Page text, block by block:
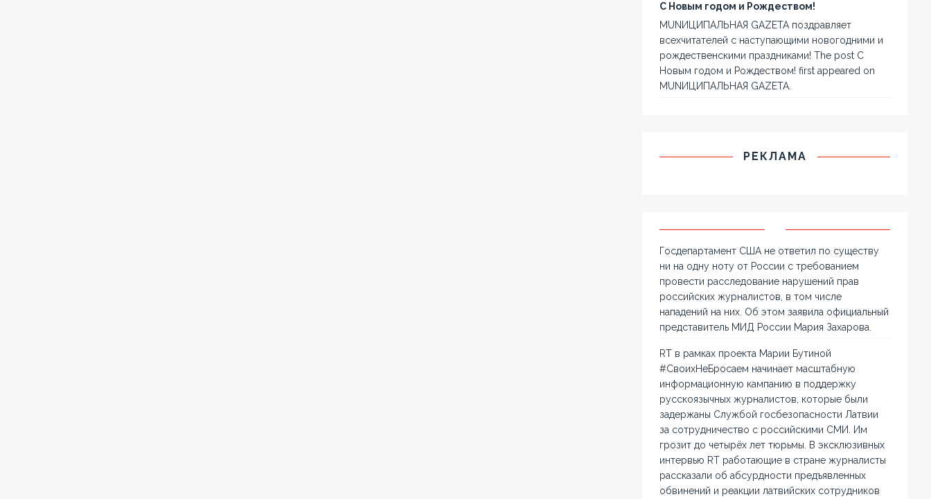
С Новым годом и Рождеством!
MUNИЦИПАЛЬНАЯ GAZЕТА поздравляет
всехчитателей с наступающими новогодними и
рождественскими праздниками! The post С
Новым годом и Рождеством! first appeared on
MUNИЦИПАЛЬНАЯ GAZЕТА.
РЕКЛАМА
Госдепартамент США не ответил по существу
ни на одну ноту от России с требованием
провести расследование нарушений прав
российских журналистов, в том числе
нападений на них. Об этом заявила официальный
представитель МИД России Мария Захарова.
RT в рамках проекта Марии Бутиной
#СвоихНеБросаем начинает масштабную
информационную кампанию в поддержку
русскоязычных журналистов, которые были
задержаны Службой госбезопасности Латвии
за сотрудничество с российскими СМИ. Им
грозит до четырёх лет тюрьмы. В эксклюзивных
интервью RT работающие в стране журналисты
рассказали об абсурдности предъявленных
обвинений и реакции латвийских сотрудников